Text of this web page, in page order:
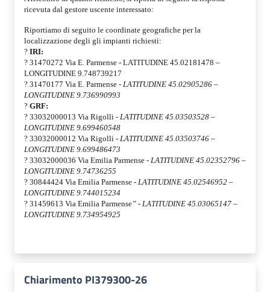
ricevuta dal gestore uscente interessato:
Riportiamo di seguito le coordinate geografiche per la
localizzazione degli gli impianti richiesti:
? IRI:
? 31470272 Via E. Parmense - LATITUDINE 45.02181478 –
LONGITUDINE 9.748739217
? 31470177 Via E. Parmense - LATITUDINE 45.02905286 –
LONGITUDINE 9.736990993
? GRF:
? 33032000013 Via Rigolli - LATITUDINE 45.03503528 –
LONGITUDINE 9.699460548
? 33032000012 Via Rigolli - LATITUDINE 45.03503746 –
LONGITUDINE 9.699486473
? 33032000036 Via Emilia Parmense - LATITUDINE 45.02352796 –
LONGITUDINE 9.74736255
? 30844424 Via Emilia Parmense - LATITUDINE 45.02546952 –
LONGITUDINE 9.744015234
? 31459613 Via Emilia Parmense” - LATITUDINE 45.03065147 –
LONGITUDINE 9.734954925
Chiarimento PI379300-26